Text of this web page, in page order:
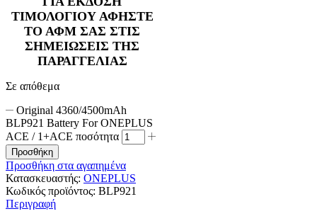
ΤΙΜΟΛΟΓΙΟΥ ΑΦΗΣΤΕ
ΤΟ ΑΦΜ ΣΑΣ ΣΤΙΣ
ΣΗΜΕΙΩΣΕΙΣ ΤΗΣ
ΠΑΡΑΓΓΕΛΙΑΣ
Σε απόθεμα
Original 4360/4500mAh
BLP921 Battery For ONEPLUS
ACE / 1+ACE ποσότητα
Προσθήκη
Προσθήκη στα αγαπημένα
Κατασκευαστής: ONEPLUS
Κωδικός προϊόντος: BLP921
Περιγραφή